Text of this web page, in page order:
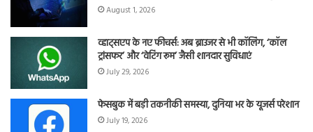
August 1, 2026
व्हाट्सएप के नए फीचर्स: अब ब्राउजर से भी कॉलिंग, ‘कॉल
ट्रांसफर’ और ‘वेटिंग रूम’ जैसी शानदार सुविधाएं
July 29, 2026
फेसबुक में बड़ी तकनीकी समस्या, दुनिया भर के यूजर्स परेशान
July 19, 2026